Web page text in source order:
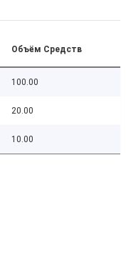
Объём Средств
100.00
20.00
10.00